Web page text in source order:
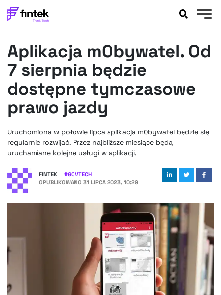
BANKOWOŚĆ
EVENTY
FELIETONY
WYWIADY
LEGAL
FINTEKEXTRA
OKIEM EKSPERTA
Aplikacja mObywatel. Od
7 sierpnia będzie
dostępne tymczasowe
prawo jazdy
Uruchomiona w połowie lipca aplikacja mObywatel będzie się
regularnie rozwijać. Przez najbliższe miesiące będą
uruchamiane kolejne usługi w aplikacji.
FINTEK #GOVTECH
OPUBLIKOWANO 31 LIPCA 2023, 10:29